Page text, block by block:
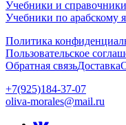
Учебники и
Учебники по арабскому
Политика
Пользовательское
Обратная связьДоставка
+7(925)184-37-07
oliva-morales@mail.ru